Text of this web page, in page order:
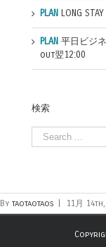
PLANLONG
PLAN平日ビジ
out翌12:00
検索
By taotaotaos 11月